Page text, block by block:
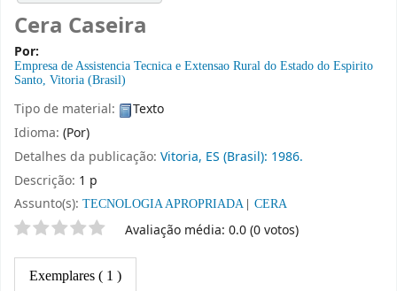
Cera Caseira
Por:
Empresa de Assistencia Tecnica e Extensao Rural do Estado do Espirito
Santo, Vitoria (Brasil)
Tipo de material:
Texto
Idioma: (Por)
Detalhes da publicação: Vitoria, ES (Brasil): 1986.
Descrição: 1 p
Assunto(s): TECNOLOGIA APROPRIADA CERA
Classificação por estrelasAvaliação média: 0.0 (0 votos)
Exemplares ( 1 )